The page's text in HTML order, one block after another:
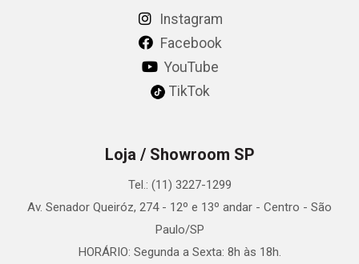
Instagram
Facebook
YouTube
TikTok
Loja / Showroom SP
Tel.: (11) 3227-1299
Av. Senador Queiróz, 274 - 12º e 13º andar - Centro - São
Paulo/SP
HORÁRIO: Segunda a Sexta: 8h às 18h.